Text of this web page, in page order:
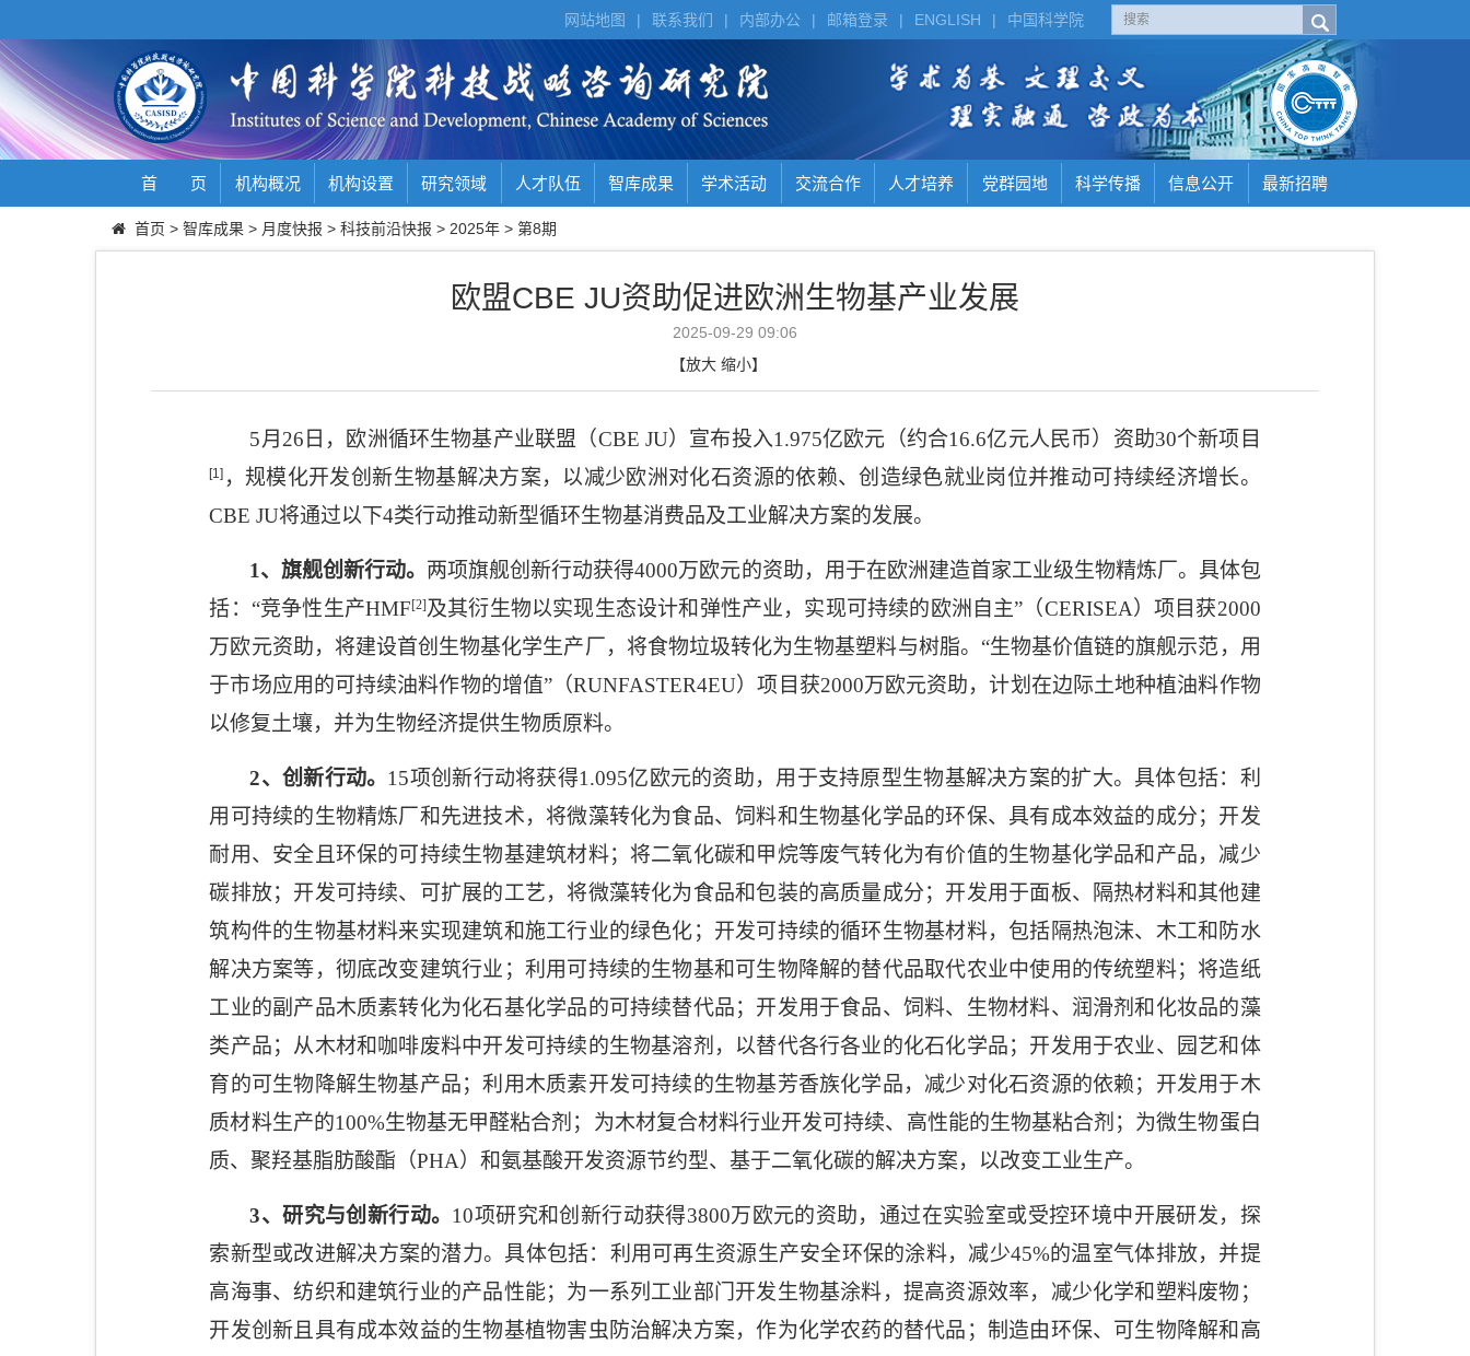
中国科学院
|
ENGLISH
|
邮箱登录
|
内部办公
|
联系我们
|
网站地图
首 页 机构概况 机构设置 研究领域 人才队伍 智库成果 学术活动 交流合作 人才培养 党群园地 科学传播 信息公开 最新招聘
首页 > 智库成果 > 月度快报 > 科技前沿快报 > 2025年 > 第8期
欧盟CBE JU资助促进欧洲生物基产业发展
2025-09-29 09:06
【放大 缩小】
5月 26 日，欧洲循环生物基产业联盟（CBE JU）宣布投入1.975亿欧元（约合16.6亿元人民币）资助30个新项目
[1] ，规模化开发创新生物基解决方案，以减少欧洲对化石资源的依赖、创造绿色就业岗位并推动可持续经济增长。
CBE JU将通过以下4类行动推动新型循环生物基消费品及工业解决方案的发展。
1、旗舰创新行动。 两项旗舰创新行动获得4000万欧元的资助，用于在欧洲建造首家工业级生物精炼厂。具体包
括：“竞争性生产HMF[2] 及其衍生物以实现生态设计和弹性产业，实现可持续的欧洲自主”（CERISEA）项目获2000
万欧元资助，将建设首创生物基化学生产厂，将食物垃圾转化为生物基塑料与树脂。“生物基价值链的旗舰示范，用
于市场应用的可持续油料作物的增值”（RUNFASTER4EU）项目获2000万欧元资助，计划在边际土地种植油料作物
以修复土壤，并为生物经济提供生物质原料。
2、创新行动。 15项创新行动将获得1.095亿欧元的资助，用于支持原型生物基解决方案的扩大。具体包括：利
用可持续的生物精炼厂和先进技术，将微藻转化为食品、饲料和生物基化学品的环保、具有成本效益的成分；开发
耐用、安全且环保的可持续生物基建筑材料；将二氧化碳和甲烷等废气转化为有价值的生物基化学品和产品，减少
碳排放；开发可持续、可扩展的工艺，将微藻转化为食品和包装的高质量成分；开发用于面板、隔热材料和其他建
筑构件的生物基材料来实现建筑和施工行业的绿色化；开发可持续的循环生物基材料，包括隔热泡沫、木工和防水
解决方案等，彻底改变建筑行业；利用可持续的生物基和可生物降解的替代品取代农业中使用的传统塑料；将造纸
工业的副产品木质素转化为化石基化学品的可持续替代品；开发用于食品、饲料、生物材料、润滑剂和化妆品的藻
类产品；从木材和咖啡废料中开发可持续的生物基溶剂，以替代各行各业的化石化学品；开发用于农业、园艺和体
育的可生物降解生物基产品；利用木质素开发可持续的生物基芳香族化学品，减少对化石资源的依赖；开发用于木
质材料生产的100%生物基无甲醛粘合剂；为木材复合材料行业开发可持续、高性能的生物基粘合剂；为微生物蛋白
质、聚羟基脂肪酸酯（PHA）和氨基酸开发资源节约型、基于二氧化碳的解决方案，以改变工业生产。
3、研究与创新行动。 10项研究和创新行动获得3800万欧元的资助，通过在实验室或受控环境中开展研发，探
索新型或改进解决方案的潜力。具体包括：利用可再生资源生产安全环保的涂料，减少45%的温室气体排放，并提
高海事、纺织和建筑行业的产品性能；为一系列工业部门开发生物基涂料，提高资源效率，减少化学和塑料废物；
开发创新且具有成本效益的生物基植物害虫防治解决方案，作为化学农药的替代品；制造由环保、可生物降解和高